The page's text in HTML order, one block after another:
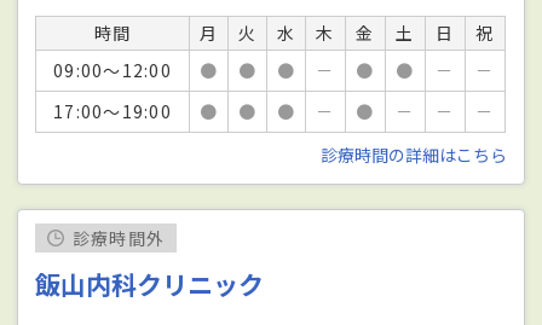
時間 月 火 水 木 金 土 日
祝
09:00～12:00
● ● ● － ● ● －
－
17:00～19:00
● ● ● － ● － －
－
診療時間の詳細はこちら
診療時間外
飯山内科クリニック